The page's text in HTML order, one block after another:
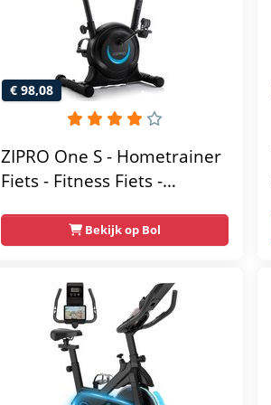
€ 98,08
ZIPRO One S - Hometrainer
Fiets - Fitness Fiets -
Hartslagsensoren -
Gemakkelijk te
transporteren -
Antislippedalen - Homegym
- Stabiele structuur - Max.
gebruikersgewicht 110 kg -
Zwart en Blauw
Bekijk op Bol